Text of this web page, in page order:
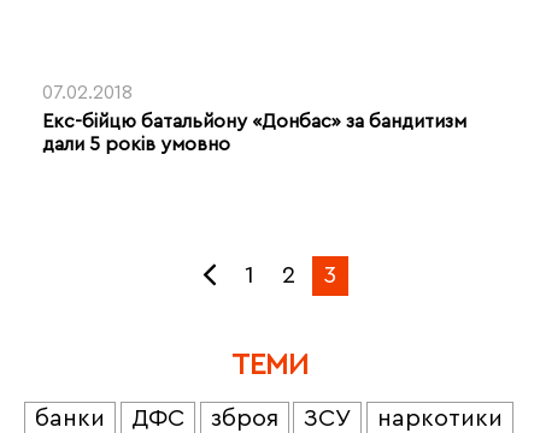
07.02.2018
Екс-бійцю батальйону «Донбас» за бандитизм
дали 5 років умовно
1 2 3
ТЕМИ
банки ДФС зброя ЗСУ
наркотики